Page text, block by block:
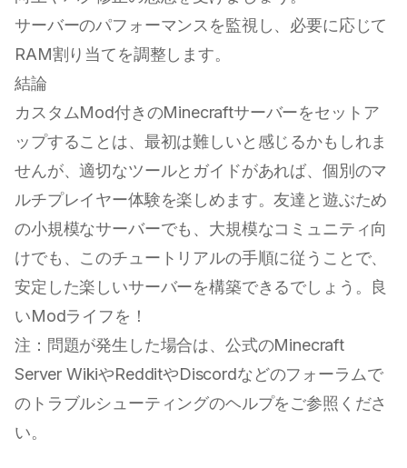
サーバーのパフォーマンスを監視し、必要に応じて
RAM割り当てを調整します。
結論
カスタムMod付きのMinecraftサーバーをセットア
ップすることは、最初は難しいと感じるかもしれま
せんが、適切なツールとガイドがあれば、個別のマ
ルチプレイヤー体験を楽しめます。友達と遊ぶため
の小規模なサーバーでも、大規模なコミュニティ向
けでも、このチュートリアルの手順に従うことで、
安定した楽しいサーバーを構築できるでしょう。良
いModライフを！
注：問題が発生した場合は、公式のMinecraft
Server WikiやRedditやDiscordなどのフォーラムで
のトラブルシューティングのヘルプをご参照くださ
い。